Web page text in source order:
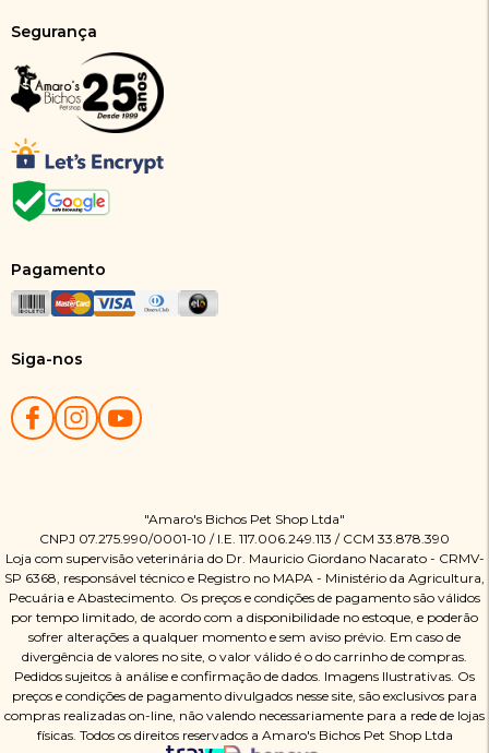
Segurança
Pagamento
Siga-nos
"Amaro's Bichos Pet Shop Ltda"
CNPJ 07.275.990/0001-10 / I.E. 117.006.249.113 / CCM 33.878.390
Loja com supervisão veterinária do Dr. Mauricio Giordano Nacarato - CRMV-
SP 6368, responsável técnico e Registro no MAPA - Ministério da Agricultura,
Pecuária e Abastecimento. Os preços e condições de pagamento são válidos
por tempo limitado, de acordo com a disponibilidade no estoque, e poderão
sofrer alterações a qualquer momento e sem aviso prévio. Em caso de
divergência de valores no site, o valor válido é o do carrinho de compras.
Pedidos sujeitos à análise e confirmação de dados. Imagens Ilustrativas. Os
preços e condições de pagamento divulgados nesse site, são exclusivos para
compras realizadas on-line, não valendo necessariamente para a rede de lojas
físicas. Todos os direitos reservados a Amaro's Bichos Pet Shop Ltda